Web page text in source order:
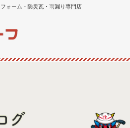
ォーム・防災瓦・雨漏り専門店
グ